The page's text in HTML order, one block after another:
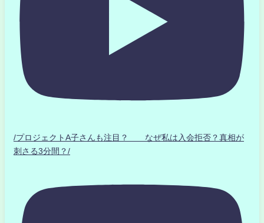
/プロジェクトA子さんも注目？ なぜ私は入会拒否？真相が
刺さる3分間？/